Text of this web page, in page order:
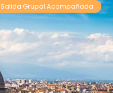
Salida Grupal Acompañada